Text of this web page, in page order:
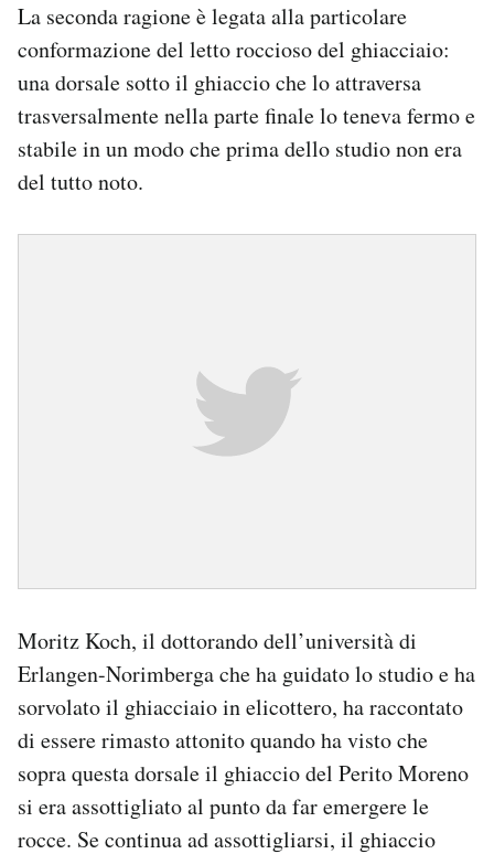
La seconda ragione è legata alla particolare
conformazione del letto roccioso del ghiacciaio:
una dorsale sotto il ghiaccio che lo attraversa
trasversalmente nella parte finale lo teneva fermo e
stabile in un modo che prima dello studio non era
del tutto noto.
Moritz Koch, il dottorando dell’università di
Erlangen-Norimberga che ha guidato lo studio e ha
sorvolato il ghiacciaio in elicottero, ha raccontato
di essere rimasto attonito quando ha visto che
sopra questa dorsale il ghiaccio del Perito Moreno
si era assottigliato al punto da far emergere le
rocce. Se continua ad assottigliarsi, il ghiaccio